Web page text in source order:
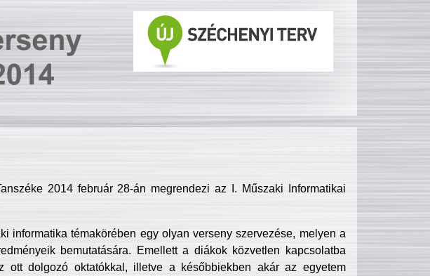
2014 február 28-án megrendezi az I. Műszaki Informatikai
informatika témakörében egy olyan verseny szervezése, melyen a
bemutatására. Emellett a diákok közvetlen kapcsolatba
ott dolgozó oktatókkal, illetve a későbbiekben akár az egyetem